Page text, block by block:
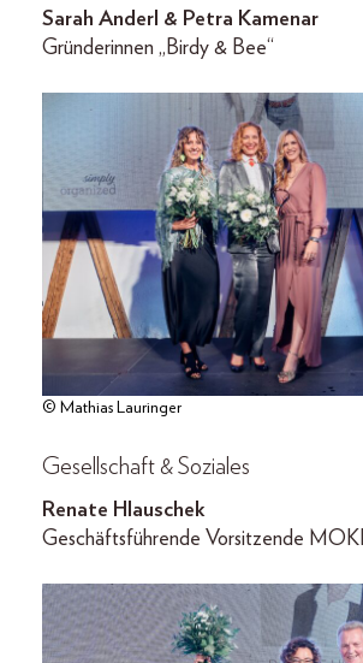
Sarah Anderl & Petra Kamenar
Gründerinnen „Birdy & Bee“
© Mathias Lauringer
Gesellschaft & Soziales
Renate Hlauschek
Geschäftsführende Vorsitzende